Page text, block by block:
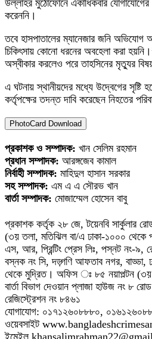
উল্লাহর মুঠোফোনে একাধিকবার যোগাযোগের
করেননি।
তবে হাসপাতালের ম্যানেজার জনি অভিযোগ
চিকিৎসায় কোনো ধরনের অবহেলা করা
অস্বীকার করলেও পরে তাহসিনের মৃত্যুর
এ ঘটনায় স্থানীয়দের মধ্যে উদ্বেগের সৃষ্টি
কর্তৃপক্ষের তদন্ত দাবি করেছেন নিহতের
PhotoCard Download
প্রকাশক ও সম্পাদক: খান সেলিম রহমান
প্রধান সম্পাদক: আরঙ্গজেব কামাল
নির্বাহী সম্পাদক: মাহিদুল হাসান সরকার
সহ সম্পাদক: এম এ এ সৌরভ খান
বার্তা সম্পাদক: মোজাম্মেল হোসেন বাবু
প্রকাশক কর্তৃক ২৮ জে, টয়েনবি সার্কুলার
(৩য় তলা, মতিঝিল বা/এ ঢাকা-১০০০ থেকে
এস, আর, প্রিন্টিং প্রেস লিঃ, পস্নট নং-৯,
বস্নক নং সি, দড়্গণি আফতাব নগর, বাড্ডা,
থেকে মুদ্রিত। অফিস ঃ ৮৫ নয়াপল্টন
বার্তা বিভাগ দেওয়ান প্লাজা হাউজ নং ৮
রেজিস্ট্রেশন নং ৮৪৬১
যোগাযোগ: ০১৭১২৬০৮৮৮০,
ওয়েবসাইট
ইমেইল